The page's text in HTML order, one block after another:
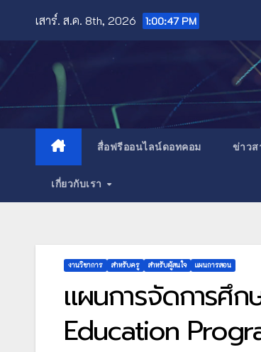
content
เสาร์. ส.ค. 8th, 2026 1:00:50 PM
สื่อฟรีออนไลน์ดอทคอม ข่าวส
เกี่ยวกับเรา
งานวิชาการ สำหรับครู สำหรับผู้สนใจ แผนการสอน
แผนการจัดการศึก
Education